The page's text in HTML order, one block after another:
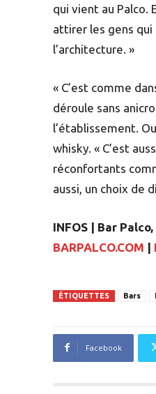
qui vient au Palco.
attirer les gens
l’architecture. »
« C’est comme
déroule sans
l’établissement.
whisky. « C’est
réconfortants
aussi, un choix de
INFOS | Bar
BARPALCO.COM |
ÉTIQUETTES Bars
Facebook